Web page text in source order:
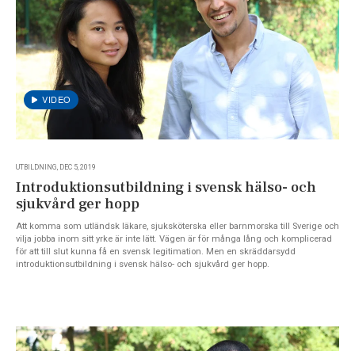
UTBILDNING, DEC 5, 2019
Introduktionsutbildning i svensk hälso- och
sjukvård ger hopp
Att komma som utländsk läkare, sjuksköterska eller barnmorska till Sverige och
vilja jobba inom sitt yrke är inte lätt. Vägen är för många lång och komplicerad
för att till slut kunna få en svensk legitimation. Men en skräddarsydd
introduktionsutbildning i svensk hälso- och sjukvård ger hopp.